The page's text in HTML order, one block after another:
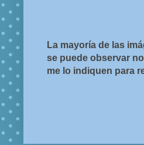
La mayoría de las
se puede observar
me lo indiquen para